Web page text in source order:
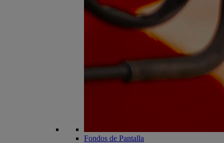
Fondos de Pantalla